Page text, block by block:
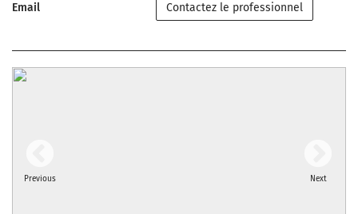
Email Contactez le professionnel
Previous Next